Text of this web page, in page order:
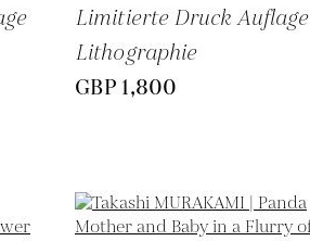
Limitierte Druck Auflage
Lithographie
GBP 1,800